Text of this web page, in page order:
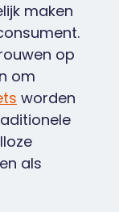
maken
op
om
worden
als